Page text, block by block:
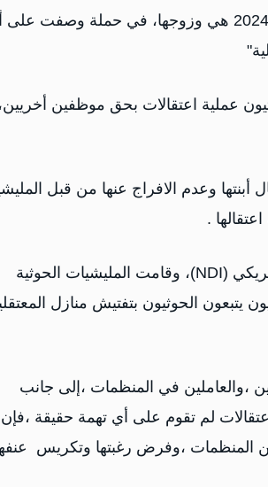
توفت والدة أحد المعتقلات والتي قامت مليشيات الحوثي بإختطافها في يونيو 2024 هي وزوجها، في حملة
عملية اعتقالات بحق موظفين
وعدم الافراج عنها من قبل
.
المضواحي كانت تعمل كرئيسة قسم المعلومات في المعهد الديمقراطي الأمريكي (NDI)، وقامت المليشيات الحوثية
الحوثيون بتفتيش منازل
،والعاملين في المنظمات ،إلى جانب
لم تقوم على أي تهمة حقيقة ،فإن
المنظمات ،وفرض رغبتها وتكريس